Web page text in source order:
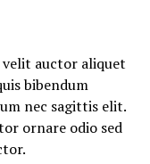
auctor aliquet
bibendum
nec sagittis elit.
ornare odio sed